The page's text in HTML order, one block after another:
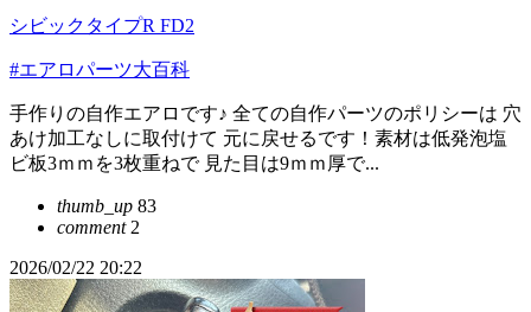
シビックタイプR FD2
#エアロパーツ大百科
手作りの自作エアロです♪ 全ての自作パーツのポリシーは 穴
あけ加工なしに取付けて 元に戻せるです！素材は低発泡塩
ビ板3ｍｍを3枚重ねで 見た目は9ｍｍ厚で...
thumb_up 83
comment2
2026/02/22 20:22